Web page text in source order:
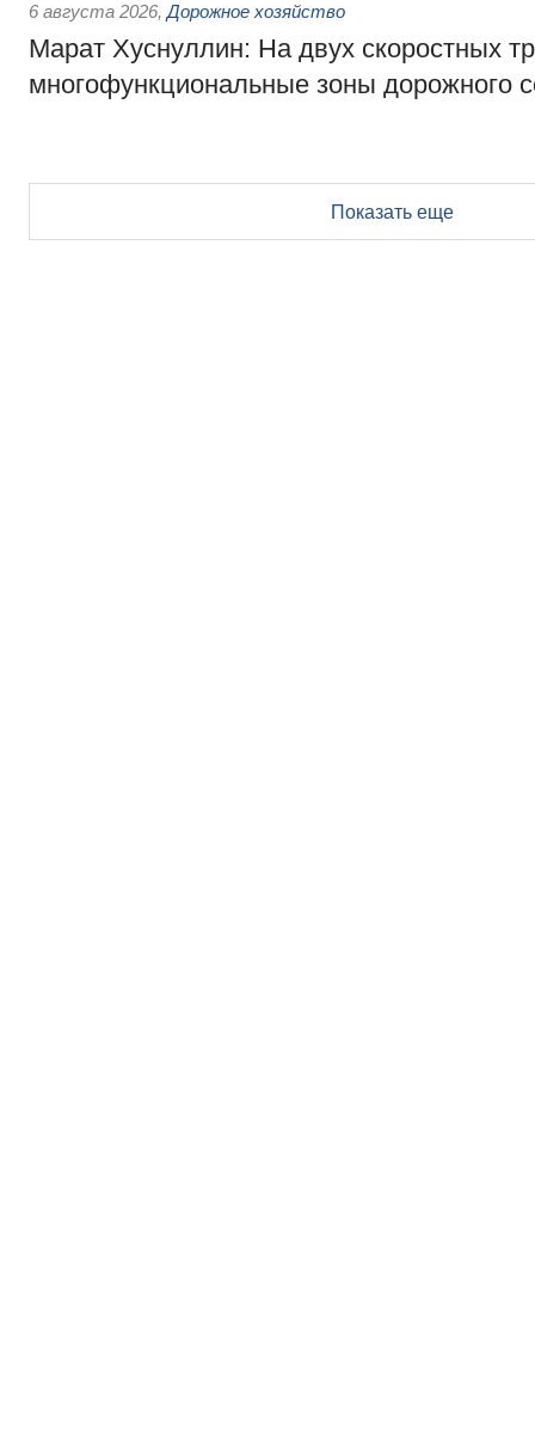
6 августа 2026, Дорожное хозяйство
Марат Хуснуллин: На двух скоростных
многофункциональные зоны дорожного
Показать еще